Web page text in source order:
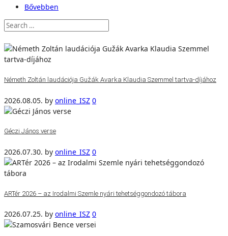
Bővebben
Németh Zoltán laudációja Gužák Avarka Klaudia Szemmel tartva-díjához
2026.08.05. by online_ISZ 0
Géczi János verse
2026.07.30. by online_ISZ 0
ARTér 2026 – az Irodalmi Szemle nyári tehetséggondozó tábora
2026.07.25. by online_ISZ 0